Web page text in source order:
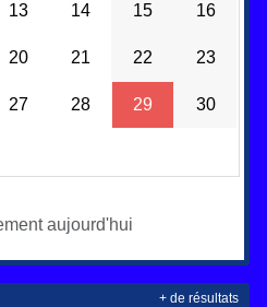
13 14 15 16
20 21 22 23
27 28 29 30
aujourd'hui
+ de résultats